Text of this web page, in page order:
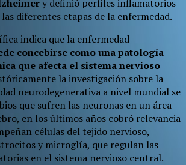
y definió perfiles inflamatorios
diferentes etapas de la enfermedad.
indica que la enfermedad
concebirse como una patología
que afecta el sistema nervioso
la investigación sobre la
neurodegenerativa a nivel mundial se
que sufren las neuronas en un área
en los últimos años cobró relevancia
células del tejido nervioso,
y microglía, que regulan las
en el sistema nervioso central.